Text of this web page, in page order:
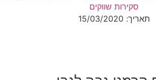
סקירות שווקים
תאריך: 15/03/2020